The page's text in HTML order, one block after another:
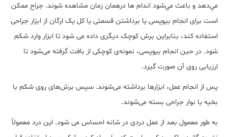
مي‌دهد و باعث مي‌شود اندام ها درهمان زمان مشاهده شوند. جراح ممکن
است برای انجام بیوپسی یا برداشتن قسمتی یا کل یک ارگان از ابزار جراحی
استفاده کند، بنابراین برش کوچک دیگری داده می شود تا ابزار وارد شکم
شود. در حین انجام بیوپسی، نمونه‌ی کوچکی از بافت گرفته می‌شود تا
ارزیابی روی آن صورت گیرد.
پس از انجام عمل، ابزارها برداشته می‌شوند. سپس برش‌های روی شکم با
بخیه یا نوار جراحی بسته می‌شوند.
به طور معمول بعد از عمل دردی در شانه احساس می شود. این درد معمولاً